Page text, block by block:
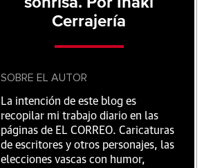
Cerrajería
SOBRE EL AUTOR
La intención de este blog es
recopilar mi trabajo diario en las
páginas de EL CORREO. Caricaturas
de escritores y otros personajes, las
elecciones vascas con humor,